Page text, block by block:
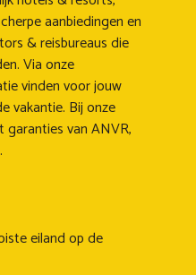
aanbiedingen en
& reisbureaus die
Via onze
vinden voor jouw
vakantie. Bij onze
van ANVR,
eiland op de